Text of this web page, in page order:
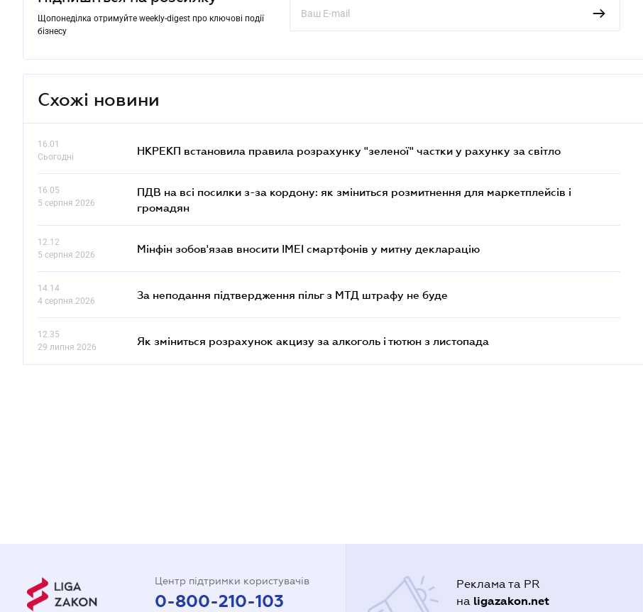
Щопонеділка отримуйте weekly-digest про ключові події
бізнесу
Схожі новини
16.01
Сьогодні
НКРЕКП встановила правила розрахунку "зеленої" частки у рахунку за світло
16.05
5 серпня 2026
ПДВ на всі посилки з-за кордону: як зміниться розмитнення для маркетплейсів і
громадян
12.12
5 серпня 2026
Мінфін зобов'язав вносити IMEI смартфонів у митну декларацію
14.14
4 серпня 2026
За неподання підтвердження пільг з МТД штрафу не буде
12.35
29 липня 2026
Як зміниться розрахунок акцизу за алкоголь і тютюн з листопада
Центр підтримки користувачів
0-800-210-103
Реклама та PR
на ligazakon.net